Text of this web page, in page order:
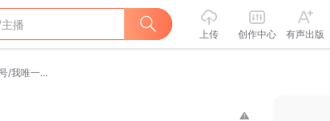
上传 创作中心 有声出版
2024.4.19 突然有点小火感觉我快成功/决定不拍父少发视频号/我唯一爱好探